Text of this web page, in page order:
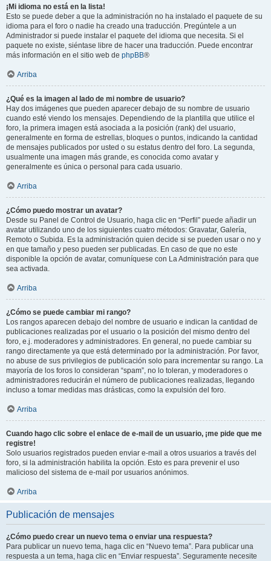
¡Mi idioma no está en la lista!
Esto se puede deber a que la administración no ha instalado el paquete de su
idioma para el foro o nadie ha creado una traducción. Pregúntele a un
Administrador si puede instalar el paquete del idioma que necesita. Si el
paquete no existe, siéntase libre de hacer una traducción. Puede encontrar
más información en el sitio web de phpBB®
Arriba
¿Qué es la imagen al lado de mi nombre de usuario?
Hay dos imágenes que pueden aparecer debajo de su nombre de usuario
cuando esté viendo los mensajes. Dependiendo de la plantilla que utilice el
foro, la primera imagen está asociada a la posición (rank) del usuario,
generalmente en forma de estrellas, bloques o puntos, indicando la cantidad
de mensajes publicados por usted o su estatus dentro del foro. La segunda,
usualmente una imagen más grande, es conocida como avatar y
generalmente es única o personal para cada usuario.
Arriba
¿Cómo puedo mostrar un avatar?
Desde su Panel de Control de Usuario, haga clic en “Perfil” puede añadir un
avatar utilizando uno de los siguientes cuatro métodos: Gravatar, Galería,
Remoto o Subida. Es la administración quien decide si se pueden usar o no y
en que tamaño y peso pueden ser publicadas. En caso de que no este
disponible la opción de avatar, comuníquese con La Administración para que
sea activada.
Arriba
¿Cómo se puede cambiar mi rango?
Los rangos aparecen debajo del nombre de usuario e indican la cantidad de
publicaciones realizadas por el usuario o la posición del mismo dentro del
foro, e.j. moderadores y administradores. En general, no puede cambiar su
rango directamente ya que está determinado por la administración. Por favor,
no abuse de sus privilegios de publicación solo para incrementar su rango. La
mayoría de los foros lo consideran “spam”, no lo toleran, y moderadores o
administradores reducirán el número de publicaciones realizadas, llegando
incluso a tomar medidas mas drásticas, como la expulsión del foro.
Arriba
Cuando hago clic sobre el enlace de e-mail de un usuario, ¡me pide que me
registre!
Solo usuarios registrados pueden enviar e-mail a otros usuarios a través del
foro, si la administración habilita la opción. Esto es para prevenir el uso
malicioso del sistema de e-mail por usuarios anónimos.
Arriba
Publicación de mensajes
¿Cómo puedo crear un nuevo tema o enviar una respuesta?
Para publicar un nuevo tema, haga clic en “Nuevo tema”. Para publicar una
respuesta a un tema, haga clic en “Enviar respuesta”. Seguramente necesite